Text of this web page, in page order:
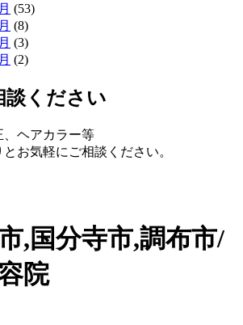
(53)
(8)
(3)
(2)
談ください
ヘアカラー等
お気軽にご相談ください。
,国分寺市,調布市/
院